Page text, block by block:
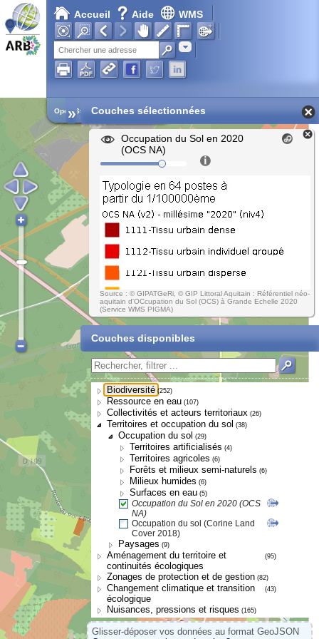
Accueil Aide WMS
Adresse
Chargement en cours...
Open Street Map
» Couches sélectionnées
Occupation du Sol en 2020
(OCS NA)
Source : © GIPATGeRi, © GIP Littoral Aquitain : Référentiel néo-
aquitain d'OCcupation du Sol (OCS) à Grande Echelle 2020
(Service WMS PIGMA)
Couches disponibles
Biodiversité (252)
Ressource en eau (107)
Collectivités et acteurs territoriaux (26)
Territoires et occupation du sol (38)
Occupation du sol (29)
Territoires artificialisés (4)
Territoires agricoles (6)
Forêts et milieux semi-naturels (6)
Milieux humides (6)
Surfaces en eau (5)
Occupation du Sol en 2020 (OCS
NA)
Occupation du sol (Corine Land
Cover 2018)
Paysages (9)
Aménagement du territoire et
continuités écologiques
(95)
Zonages de protection et de gestion (82)
Changement climatique et transition
écologique
(43)
Nuisances, pressions et risques (165)
Glisser-déposer vos données au format GeoJSON